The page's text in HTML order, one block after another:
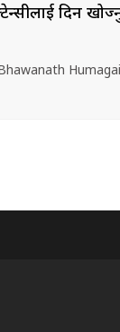
दिन